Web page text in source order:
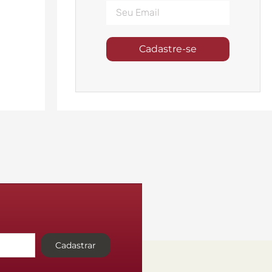
Cadastre-se
Cadastrar